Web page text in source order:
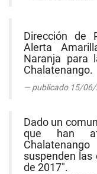
Dirección de
Alerta
Naranja para
Chalatenango.
publicado 15/
Dado un
que han
suspenden las
de 2017".